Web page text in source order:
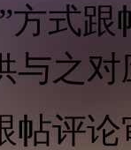
方式
与之
帖评